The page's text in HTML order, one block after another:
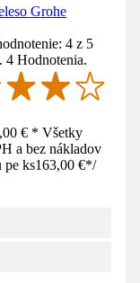
Grohe
4 z 5
4 Hodnotenia.
€ * Všetky
a bez nákladov
pe ks163,00 €*/